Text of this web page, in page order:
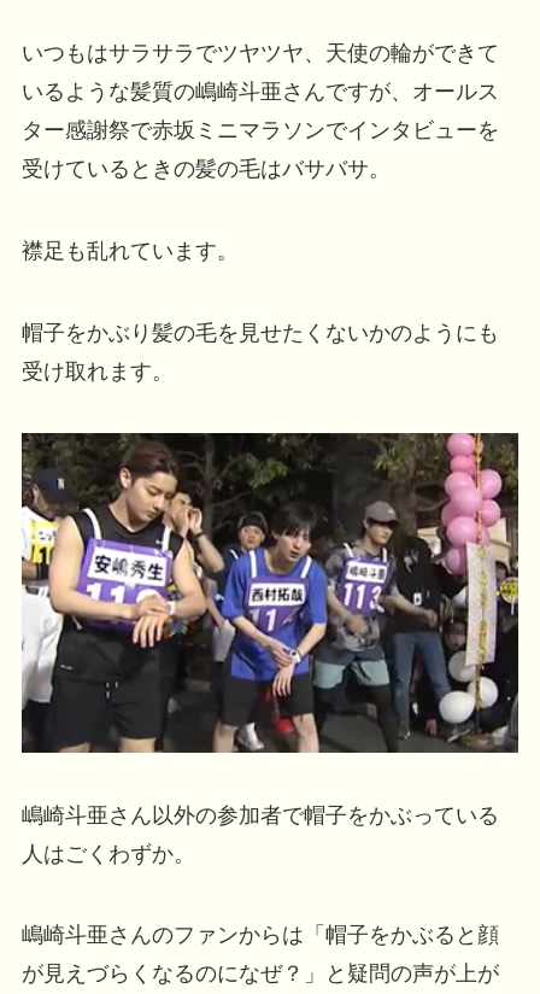
いつもはサラサラでツヤツヤ、天使の輪ができて
いるような髪質の嶋崎斗亜さんですが、オールス
ター感謝祭で赤坂ミニマラソンでインタビューを
受けているときの髪の毛はバサバサ。
襟足も乱れています。
帽子をかぶり髪の毛を見せたくないかのようにも
受け取れます。
嶋崎斗亜さん以外の参加者で帽子をかぶっている
人はごくわずか。
嶋崎斗亜さんのファンからは「帽子をかぶると顔
が見えづらくなるのになぜ？」と疑問の声が上が